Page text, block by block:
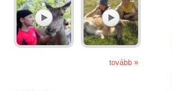
tovább »